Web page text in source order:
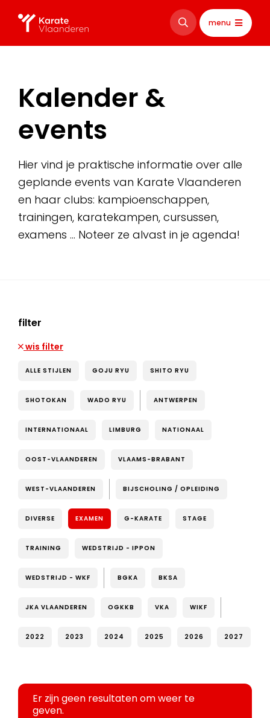
menu
Kalender &
events
Hier vind je praktische informatie over alle
geplande events van Karate Vlaanderen
en haar clubs: kampioenschappen,
trainingen, karatekampen, cursussen,
examens … Noteer ze alvast in je agenda!
filter
wis filter
ALLE STIJLEN GOJU RYU SHITO RYU
SHOTOKAN WADO RYU ANTWERPEN
INTERNATIONAAL LIMBURG NATIONAAL
OOST-VLAANDEREN VLAAMS-BRABANT
WEST-VLAANDEREN BIJSCHOLING / OPLEIDING
DIVERSE EXAMEN G-KARATE STAGE
TRAINING WEDSTRIJD - IPPON
WEDSTRIJD - WKF BGKA BKSA
JKA VLAANDEREN OGKKB VKA WIKF
2022 2023 2024 2025 2026 2027
Er zijn geen resultaten om weer te
geven.